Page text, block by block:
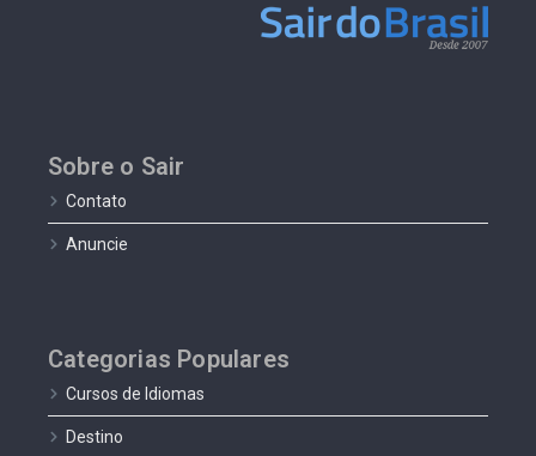
Sobre o Sair
Contato
Anuncie
Categorias Populares
Cursos de Idiomas
Destino